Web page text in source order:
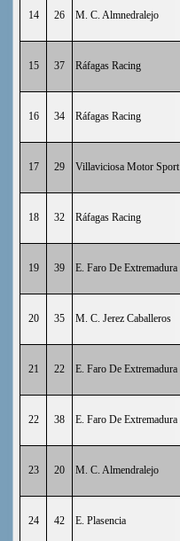
14 26 M. C. Almnedralejo
15 37 Ráfagas Racing
16 34 Ráfagas Racing
17 29 Villaviciosa Motor Sport
18 32 Ráfagas Racing
19 39 E. Faro De Extremadura
20 35 M. C. Jerez Caballeros
21 22 E. Faro De Extremadura
22 38 E. Faro De Extremadura
23 20 M. C. Almendralejo
24 42 E. Plasencia